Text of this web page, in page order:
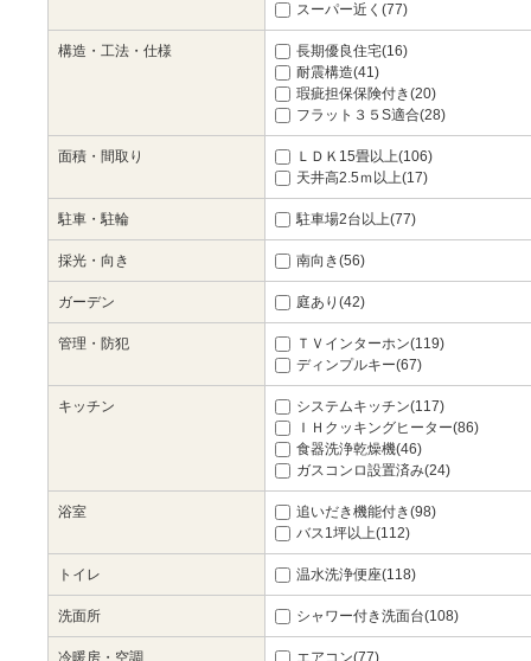
スーパー近く(77)
構造・工法・仕様
長期優良住宅(16)
耐震構造(41)
瑕疵担保保険付き(20)
フラット３５S適合(28)
面積・間取り
ＬＤＫ15畳以上(106)
天井高2.5ｍ以上(17)
駐車・駐輪 駐車場2台以上(77)
採光・向き 南向き(56)
ガーデン 庭あり(42)
管理・防犯
ＴＶインターホン(119)
ディンプルキー(67)
キッチン
システムキッチン(117)
ＩＨクッキングヒーター(86)
食器洗浄乾燥機(46)
ガスコンロ設置済み(24)
浴室
追いだき機能付き(98)
バス1坪以上(112)
トイレ 温水洗浄便座(118)
洗面所 シャワー付き洗面台(108)
冷暖房・空調 エアコン(77)